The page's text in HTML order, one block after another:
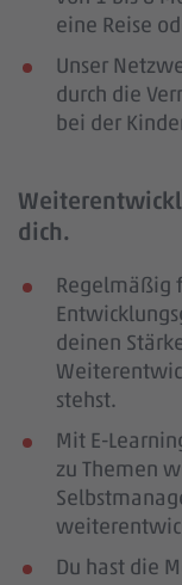
eine Reise
Unser
durch die
bei der
dich.
Regelmäßig
deinen
stehst.
Mit E-
zu Themen
Du hast die